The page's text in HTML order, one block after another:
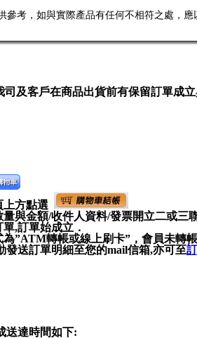
考，如與實際產品有任何不相符之處，應
及客戶在商品出貨前有保留訂單成
上方點選
量與金額/收件人資料/發票開立二或三
單,訂單始成立．
”ATM轉帳或線上刷卡”，會員未轉
發送訂單明細至您的mail信箱,亦可至
送達時間如下: